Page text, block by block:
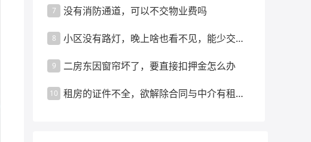
7 没有消防通道，可以不交物业费吗
8
小区没有路灯，晚上啥也看不见，能少交物
9 二房东因窗帘坏了，要直接扣押金怎么办
10 租房的证件不全，欲解除合同与中介有租金